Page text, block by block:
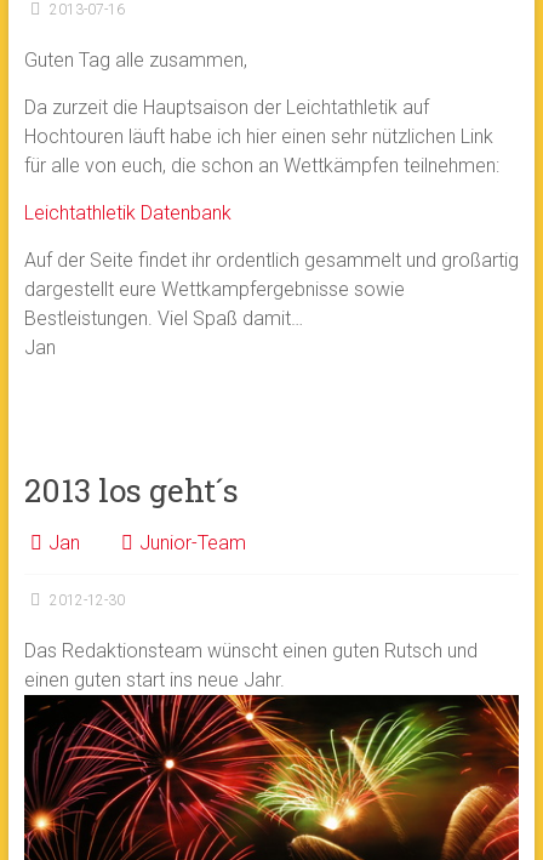
2013-07-16
Guten Tag alle zusammen,
Da zurzeit die Hauptsaison der Leichtathletik auf
Hochtouren läuft habe ich hier einen sehr nützlichen Link
für alle von euch, die schon an Wettkämpfen teilnehmen:
Leichtathletik Datenbank
Auf der Seite findet ihr ordentlich gesammelt und großartig
dargestellt eure Wettkampfergebnisse sowie
Bestleistungen. Viel Spaß damit…
Jan
2013 los geht´s
Jan Junior-Team
2012-12-30
Das Redaktionsteam wünscht einen guten Rutsch und
einen guten start ins neue Jahr.